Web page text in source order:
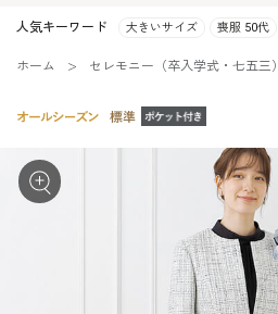
人気キーワード 大きいサイズ 喪服 50代
ホーム セレモニー（卒入学式・七五三）